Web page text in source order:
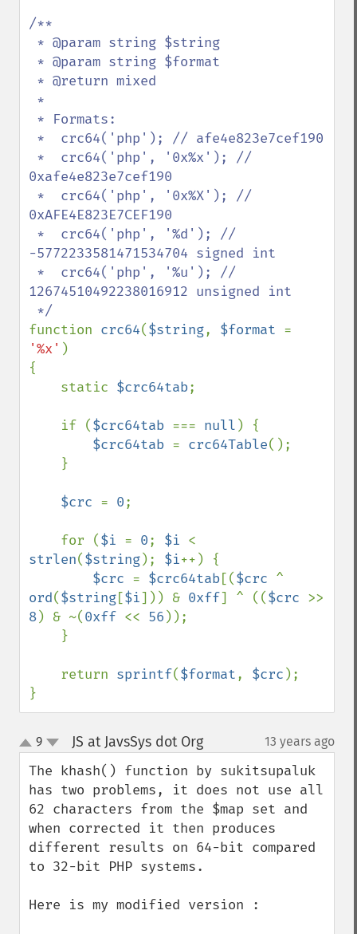
/**
0xafe4e823e7cef190
0xAFE4E823E7CEF190
-5772233581471534704 signed int
12674510492238016912 unsigned int
function crc64($string, $format
'%x' )
{
    static
$crc64tab;
    if (
$crc64tab === null ) {
$crc64tab = crc64Table();
$crc = 0;
    for (
$i = 0; $i
strlen($string); $i++) {
$crc = $crc64tab[($crc
ord($string[$i])) & 0xff] ^ (($crc
8) & ~(0xff << 56 ));
    return
sprintf($format, $crc );
}
up
down
9 JS at JavsSys dot Org¶ 13 years ago
The khash() function by sukitsupaluk
has two problems, it does not use all
62 characters from the $map set and
when corrected it then produces
different results on 64-bit compared
to 32-bit PHP systems.
Here is my modified version :